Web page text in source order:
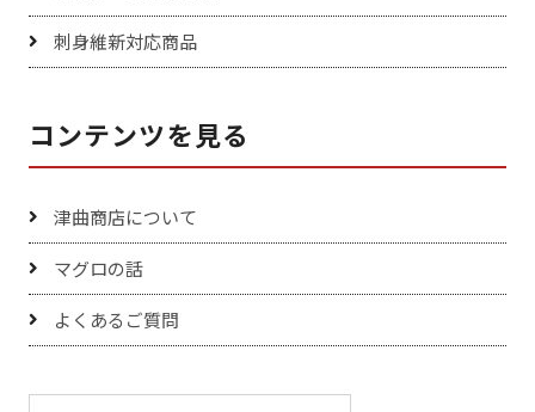
刺身維新対応商品
コンテンツを見る
津曲商店について
マグロの話
よくあるご質問